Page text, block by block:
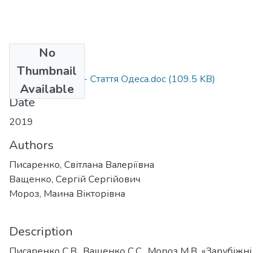
No
Thumbnail
Available
Писаренко С. В. - Стаття Одеса.doc (109.5 KB)
Date
2019
Authors
Писаренко, Світлана Валеріївна
Ващенко, Сергій Сергійович
Мороз, Маина Вікторівна
Description